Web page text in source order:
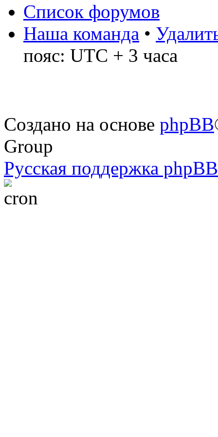
Список форумов
Наша команда •
пояс: UTC + 3 часа
Создано на основе phpBB
Group
Русская поддержка phpBB